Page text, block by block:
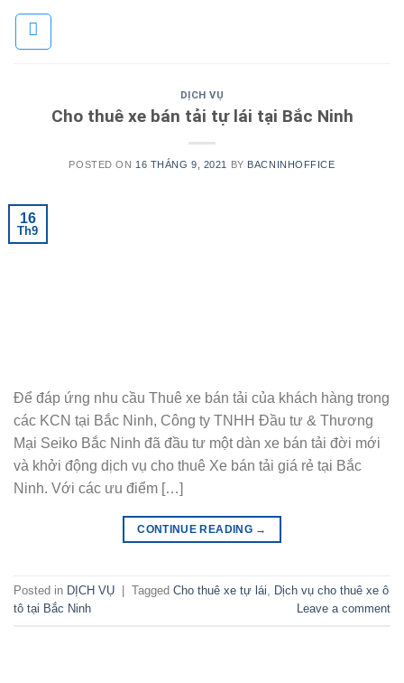
Skip
DỊCH VỤ
Cho thuê xe bán tải tự lái tại Bắc Ninh
POSTED ON 16 THÁNG 9, 2021 BY BACNINHOFFICE
16
Th9
Để đáp ứng nhu cầu Thuê xe bán tải của khách hàng trong
các KCN tại Bắc Ninh, Công ty TNHH Đầu tư & Thương
Mại Seiko Bắc Ninh đã đầu tư một dàn xe bán tải đời mới
và khởi động dịch vụ cho thuê Xe bán tải giá rẻ tại Bắc
Ninh. Với các ưu điểm […]
CONTINUE READING →
Posted in DỊCH VỤ Tagged Cho thuê xe tự lái, Dịch vụ cho thuê xe ô
tô tại Bắc Ninh
Leave a comment